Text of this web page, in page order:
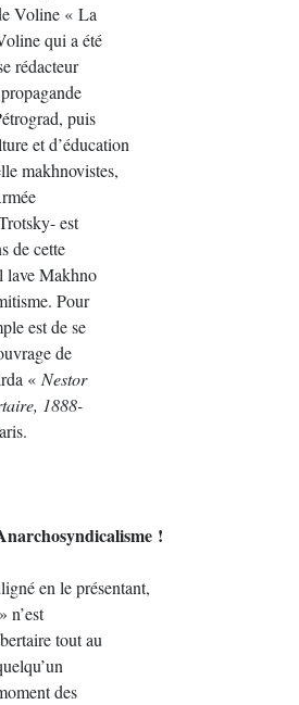
Voline « La
qui a été
rédacteur
puis
et d’éducation
makhnovistes,
est
de cette
lave Makhno
Pour
est de se
de
« Nestor
1888-
!
en le présentant,
» n’est
tout au
des